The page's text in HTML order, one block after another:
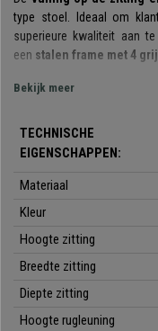
type stoel. Ideaal om
superieure kwaliteit aan
een stalen frame met 4
Het is eenpraktisch en
conferenties of
verschillende kleuren,
praktisch voor een
vinden.
•Ideaal voor
• Zitting en rugleuning met
Bekijk meer
TECHNISCHE
EIGENSCHAPPEN:
Materiaal
Kleur
Hoogte zitting
Breedte zitting
Diepte zitting
Hoogte rugleuning